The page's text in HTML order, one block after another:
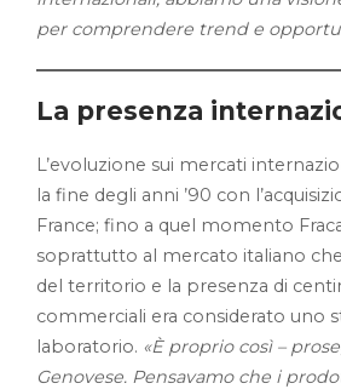
per comprendere trend e
La presenza
L’evoluzione sui mercati
la fine degli anni ’90 con
France; fino a quel momento
soprattutto al mercato italiano
del territorio e la presenza di
commerciali era considerato uno
laboratorio. «È proprio così –
Genovese. Pensavamo che i